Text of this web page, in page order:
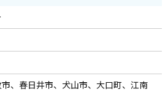
、春日井市、犬山市、大口町、江南